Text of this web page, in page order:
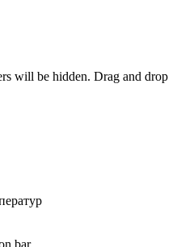
will be hidden. Drag and drop
bar